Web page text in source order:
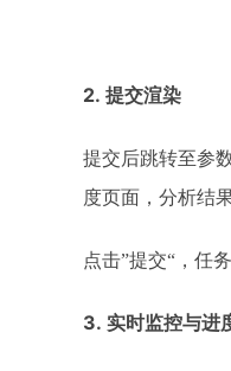
2.提交渲染
提交后跳转至参
度页面，分析结
点击”提交“，任
3.实时监控与进